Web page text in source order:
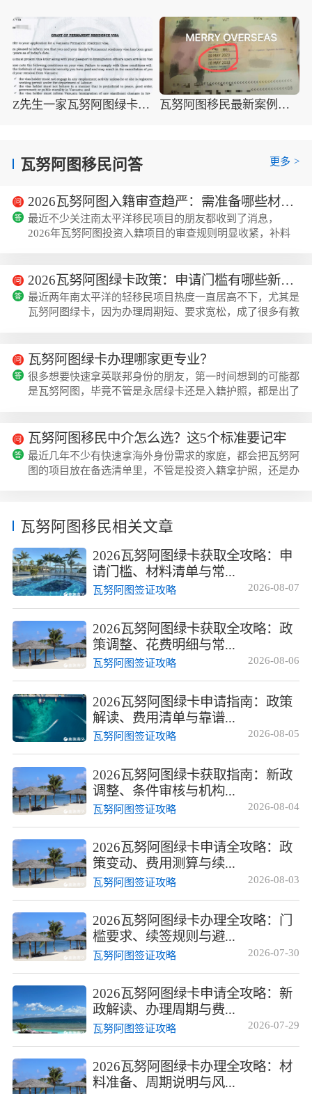
Z先生一家瓦努阿图绿卡获批，子女上国际学校更加便捷！ 瓦努阿图移民最新案例：L先生一家三口一个月内拿到英联邦护照
瓦努阿图移民问答 更多 >
2026瓦努阿图入籍审查趋严：需准备哪些材料？
最近不少关注南太平洋移民项目的朋友都收到了消息，
2026年瓦努阿图投资入籍项目的审查规则明显收紧，补料
材料要求，结合第一季度的实操案例，给大家梳理清楚最新
的材料清单和注意事项。2026瓦努阿图入籍审查趋严的核
心背景瓦努阿图投资入籍项目是依据2019年修订的《国籍
2026瓦努阿图绿卡政策：申请门槛有哪些新变化？
最近两年南太平洋的轻移民项目热度一直居高不下，尤其是
瓦努阿图绿卡，因为办理周期短、要求宽松，成了很多有教
人都找美瑞海外咨询具体的调整内容，担心会不会影响自己
的申请进度。瓦努阿图绿卡项目的法案依据与核心定位瓦努
阿图永久居留卡项目的法律基础是瓦努阿图移民局2011年
正式推出的永居居留计划，后续经过多次修订优...
瓦努阿图绿卡办理哪家更专业？
很多想要快速拿英联邦身份的朋友，第一时间想到的可能都
是瓦努阿图，毕竟不管是永居绿卡还是入籍护照，都是出了
最快1-2周就能拿到，入籍项目也只需要1个月左右，没有移
民监、不需要登陆，还能全家三代一起申请，难怪最近几年
热度越来越高。根据瓦努阿图移民局公开的近3年数据，全
球申请量年增速超过40%，其中中国申请人占...
瓦努阿图移民中介怎么选？这5个标准要记牢
最近几年不少有快速拿海外身份需求的家庭，都会把瓦努阿
图的项目放在备选清单里，不管是投资入籍拿护照，还是办
目最怕遇到不专业的机构踩坑。瓦努阿图投资入籍项目的合
利亚和新西兰，目前面向海外申请人开放...
瓦努阿图移民相关文章
2026瓦努阿图绿卡获取全攻略：申
请门槛、材料清单与常...
2026-08-07
瓦努阿图签证攻略
2026瓦努阿图绿卡获取全攻略：政
策调整、花费明细与常...
2026-08-06
瓦努阿图签证攻略
2026瓦努阿图绿卡申请指南：政策
解读、费用清单与靠谱...
2026-08-05
瓦努阿图签证攻略
2026瓦努阿图绿卡获取指南：新政
调整、条件审核与机构...
2026-08-04
瓦努阿图签证攻略
2026瓦努阿图绿卡申请全攻略：政
策变动、费用测算与续...
2026-08-03
瓦努阿图签证攻略
2026瓦努阿图绿卡办理全攻略：门
槛要求、续签规则与避...
2026-07-30
瓦努阿图签证攻略
2026瓦努阿图绿卡申请全攻略：新
政解读、办理周期与费...
2026-07-29
瓦努阿图签证攻略
2026瓦努阿图绿卡办理全攻略：材
料准备、周期说明与风...